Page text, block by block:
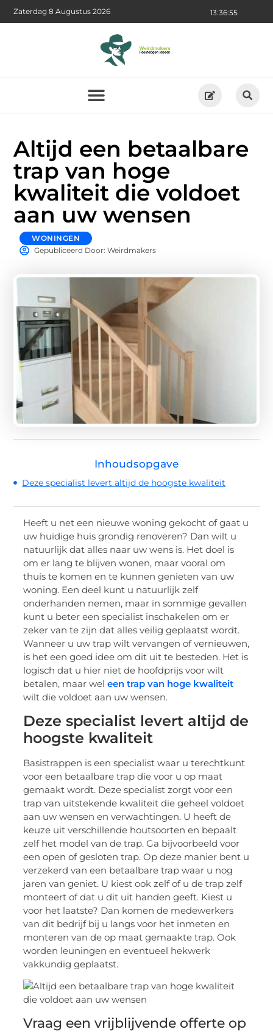
13:36:57
Zaterdag 8 Augustus 2026
Altijd een betaalbare
trap van hoge
kwaliteit die voldoet
aan uw wensen
WONINGEN
Gepubliceerd Door: Weirdmakers
Inhoudsopgave
Deze specialist levert altijd de hoogste kwaliteit
Heeft u net een nieuwe woning gekocht of gaat u
uw huidige huis grondig renoveren? Dan wilt u
natuurlijk dat alles naar uw wens is. Het doel is
om er lang te blijven wonen, maar vooral om
thuis te komen en te kunnen genieten van uw
woning. Een deel kunt u natuurlijk zelf
onderhanden nemen, maar in sommige gevallen
kunt u beter een specialist inschakelen om er
zeker van te zijn dat alles veilig geplaatst wordt.
Wanneer u uw trap wilt vervangen of vernieuwen,
is het een goed idee om dit uit te besteden. Het is
logisch dat u hier niet de hoofdprijs voor wilt
betalen, maar weleen trap van hoge kwaliteit
wilt die voldoet aan uw wensen.
Deze specialist levert altijd de
hoogste kwaliteit
Basistrappen is een specialist waar u terechtkunt
voor een betaalbare trap die voor u op maat
gemaakt wordt. Deze specialist zorgt voor een
trap van uitstekende kwaliteit die geheel voldoet
aan uw wensen en verwachtingen. U heeft de
keuze uit verschillende houtsoorten en bepaalt
zelf het model van de trap. Ga bijvoorbeeld voor
een open of gesloten trap. Op deze manier bent u
verzekerd van een betaalbare trap waar u nog
jaren van geniet. U kiest ook zelf of u de trap zelf
monteert of dat u dit uit handen geeft. Kiest u
voor het laatste? Dan komen de medewerkers
van dit bedrijf bij u langs voor het inmeten en
monteren van de op maat gemaakte trap. Ook
worden leuningen en eventueel hekwerk
vakkundig geplaatst.
Vraag een vrijblijvende offerte op